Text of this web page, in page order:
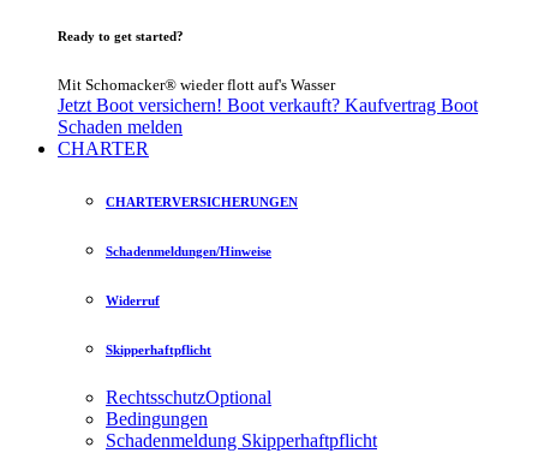
Ready to get started?
Mit Schomacker® wieder flott auf's Wasser
Jetzt Boot versichern! Boot verkauft? Kaufvertrag Boot
Schaden melden
CHARTER
CHARTERVERSICHERUNGEN
Schadenmeldungen/Hinweise
Widerruf
Skipperhaftpflicht
RechtsschutzOptional
Bedingungen
Schadenmeldung Skipperhaftpflicht